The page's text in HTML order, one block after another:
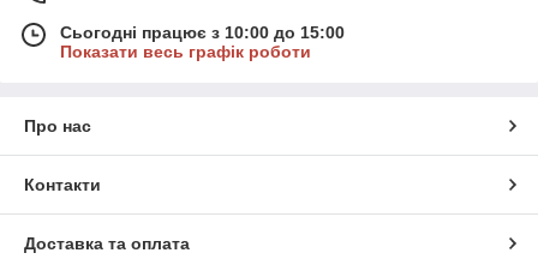
Сьогодні працює з 10:00 до 15:00
Показати весь графік роботи
Про нас
Контакти
Доставка та оплата